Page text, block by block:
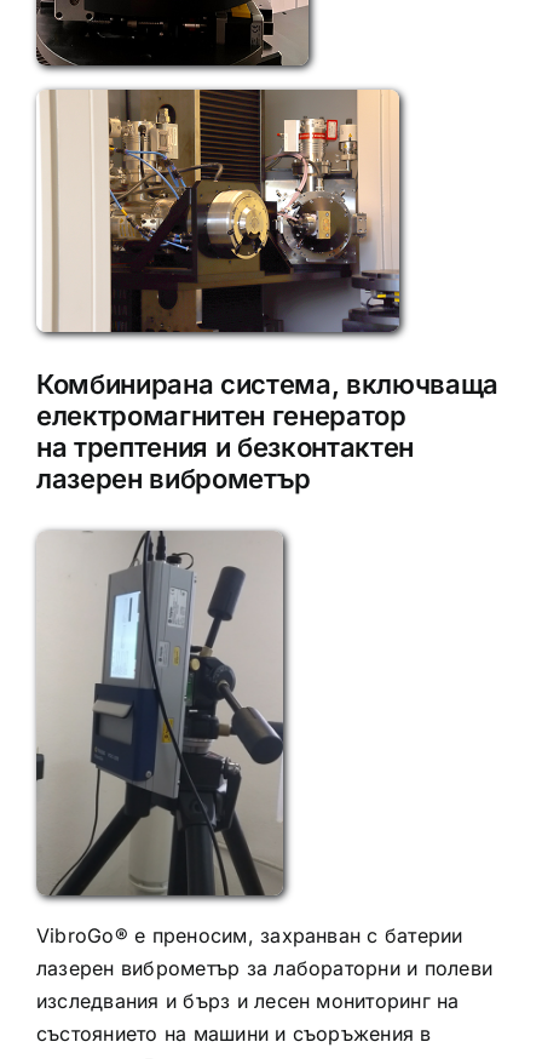
Комбинирана система, включваща
електромагнитен генератор
на трептения и безконтактен
лазерен виброметър
VibroGo® е преносим, захранван с батерии
лазерен виброметър за лабораторни и полеви
изследвания и бърз и лесен мониторинг на
състоянието на машини и съоръжения в